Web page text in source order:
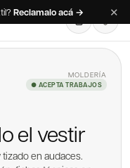
Reclamalo acá → ✕
MOLDERÍA
● ACEPTA TRABAJOS
el vestir
en audaces.